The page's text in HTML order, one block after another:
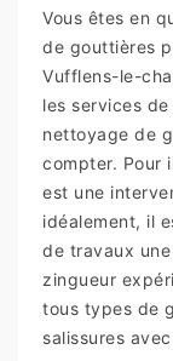
Vous êtes en
de gouttières
Vufflens-le-
les services
nettoyage de
compter. Pour
est une
idéalement, il
de travaux
zingueur
tous types de
salissures